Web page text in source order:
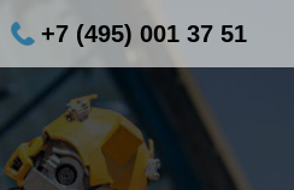
+7 (495) 001 37 51